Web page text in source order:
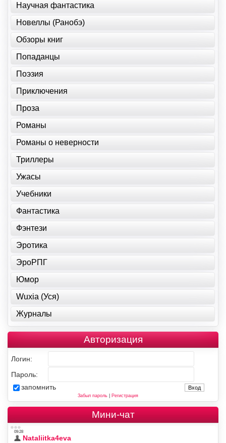
Научная фантастика
Новеллы (Ранобэ)
Обзоры книг
Попаданцы
Поэзия
Приключения
Проза
Романы
Романы о неверности
Триллеры
Ужасы
Учебники
Фантастика
Фэнтези
Эротика
ЭроРПГ
Юмор
Wuxia (Уся)
Журналы
Авторизация
Логин:
Пароль:
запомнить
Забыл пароль| Регистрация
Мини-чат